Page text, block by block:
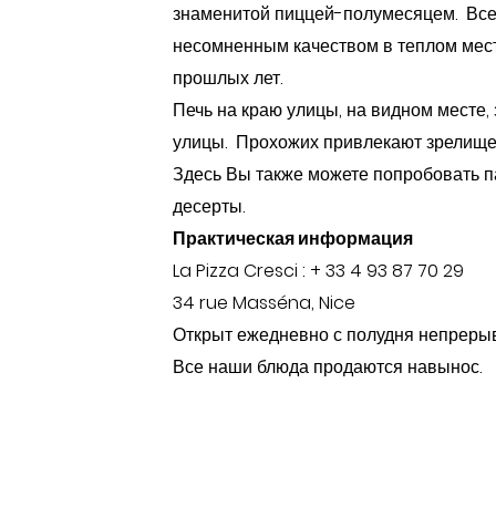
знаменитой пиццей-полумесяцем.
несомненным качеством в теплом
прошлых лет.
Печь на краю улицы, на видном
улицы. Прохожих привлекают зрелище
Здесь Вы также можете попробовать
десерты.
Практическая информация
La Pizza Cresci : + 33 4 93 87 70 29
34 rue Masséna, Nice
Открыт ежедневно с полудня
Все наши блюда продаются навынос.